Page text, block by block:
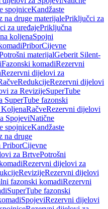
spojniceKandžaste
na druge materijalePriključci za
za uređajePriključna
koljenaSpojni
PriborCijevne
materijalGeberit Silent-
Fazonski komadiRezervni
Rezervni dijelovi za
RedukcijeRezervni dijelovi
za RevizijeSuperTube
SuperTube fazonski
RačveRezervni dijelovi
SpojeviNatične
spojniceKandžaste
na druge
PriborCijevne
za BrtvePotrošni
Rezervni dijelovi za
RevizijeRezervni dijelovi
fazonski komadiRezervni
SuperTube fazonski
SpojeviRezervni dijelovi